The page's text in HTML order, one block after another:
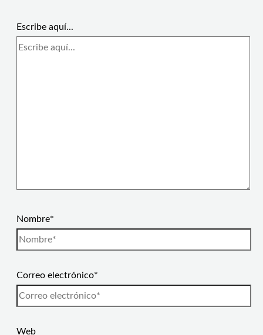
Escribe aquí...
Nombre*
Correo electrónico*
Web